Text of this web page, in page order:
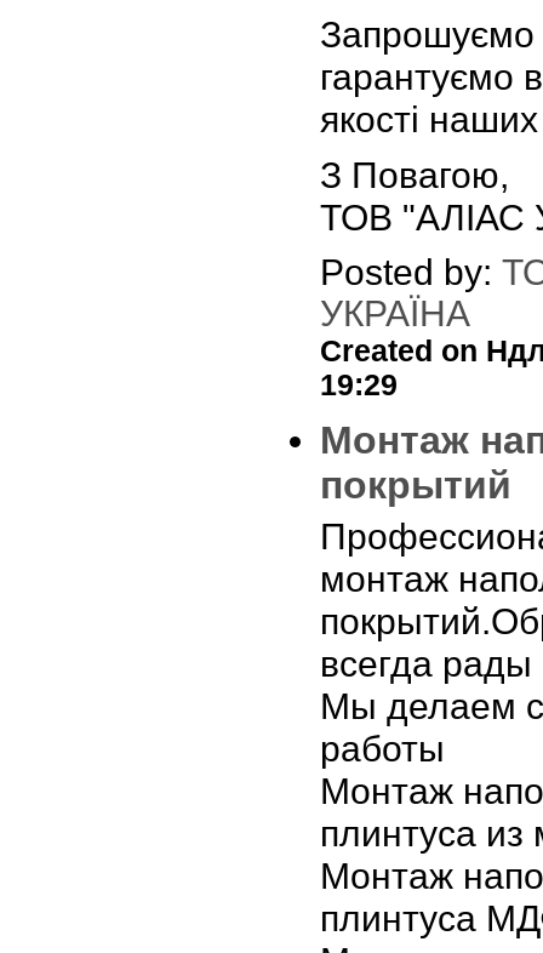
Запрошуємо
гарантуємо
якості
З Повагою,
ТОВ "АЛІАС
Posted by:
УКРАЇНА
Created on
19:29
Монтаж
покрытий
монтаж
всегда
Мы делаем
работы
Монтаж
плинтуса из
Монтаж
плинтуса